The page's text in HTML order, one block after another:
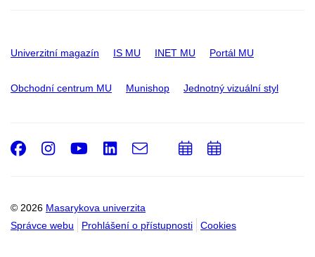
Univerzitní magazín IS MU INET MU Portál MU
Obchodní centrum MU Munishop Jednotný vizuální styl
© 2026 Masarykova univerzita
Správce webu
Prohlášení o přístupnosti Cookies
Facebook
Instagram
Youtube
LinkedIn
e-
PřidatPřidat